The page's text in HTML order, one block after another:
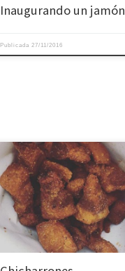
Inaugurando un jamón
Publicada 27/11/2016